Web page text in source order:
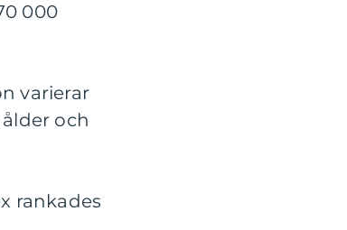
000
varierar
och
rankades